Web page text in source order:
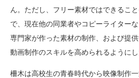
ん。ただし、フリー素材ではできるこ
で、現在他の同業者やコピーライター
専門家が作った素材の制作、および提
動画制作のスキルを高められるようにし
柵木は高校生の青春時代から映像制作